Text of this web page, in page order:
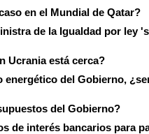
en el Mundial de Qatar?
de la Igualdad por ley
Ucrania está cerca?
energético del Gobierno,
del Gobierno?
de interés bancarios para